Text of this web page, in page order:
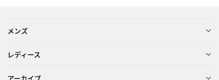
メンズ
レディース
アーカイブ